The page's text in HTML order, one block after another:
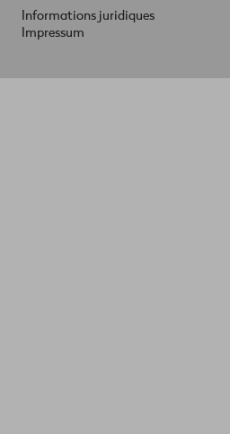
Footer
Legal
Informations juridiques
Impressum